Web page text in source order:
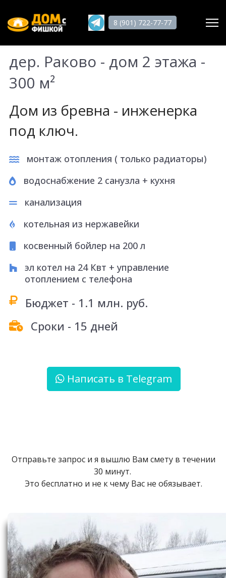
8 (901) 722-77-77
дер. Раково - дом 2 этажа -
300 м²
Дом из бревна - инженерка
под ключ.
монтаж отопления ( только радиаторы)
водоснабжение 2 санузла + кухня
канализация
котельная из нержавейки
косвенный бойлер на 200 л
эл котел на 24 Квт + управление
отоплением с телефона
Бюджет - 1.1 млн. руб.
Сроки - 15 дней
Написать в Telegram
Отправьте запрос и я вышлю Вам смету в течении
30 минут.
Это бесплатно и не к чему Вас не обязывает.
Поиск
О нас
Статьи
Работы